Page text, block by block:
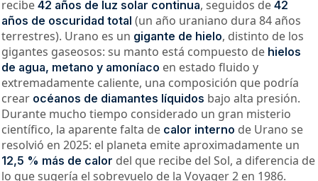
recibe 42 años de luz solar continua, seguidos de 42
años de oscuridad total (un año uraniano dura 84 años
terrestres). Urano es un gigante de hielo, distinto de los
gigantes gaseosos: su manto está compuesto de hielos
de agua, metano y amoníaco en estado fluido y
extremadamente caliente, una composición que podría
crear océanos de diamantes líquidos bajo alta presión.
Durante mucho tiempo considerado un gran misterio
científico, la aparente falta de calor interno de Urano se
resolvió en 2025: el planeta emite aproximadamente un
12,5 % más de calor del que recibe del Sol, a diferencia de
lo que sugería el sobrevuelo de la Voyager 2 en 1986.